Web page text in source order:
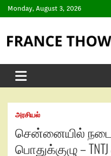
Monday, August 3, 2026
அரசியல்
சென்னையில்
பொதுக்குழு –